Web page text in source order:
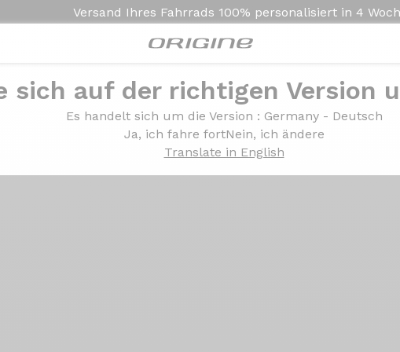
Versand Ihres Fahrrads 100% personalisiert in 4
sich auf der richtigen Version
Es handelt sich um die Version : Germany - Deutsch
Ja, ich fahre fortNein, ich ändere
Translate in English
Präsentation Technologien